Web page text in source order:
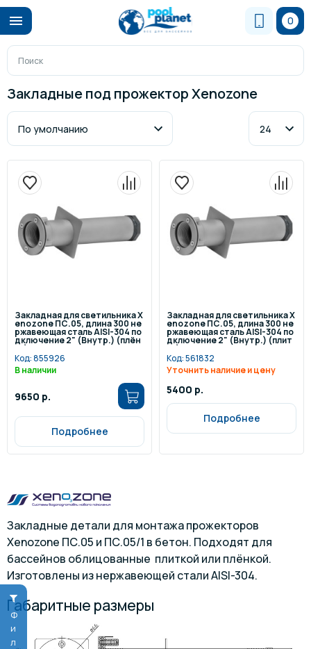
0
Закладные под прожектор Xenozone
Закладная для светильника X
enozone ПС.05, длина 300 не
ржавеющая сталь AISI-304 по
дключение 2" (Внутр.) (плён
ка)
Код:855926
В наличии
9650 р.
Подробнее
Закладная для светильника X
enozone ПС.05, длина 300 не
ржавеющая сталь AISI-304 по
дключение 2" (Внутр.) (плит
ка) /З.ПР.051
Код:561832
Уточнить наличие и цену
5400 р.
Подробнее
Закладные детали для монтажа прожекторов
Xenozone ПС.05 и ПС.05/1 в бетон. Подходят для
бассейнов облицованные плиткой или плёнкой.
Изготовлены из нержавеющей стали AISI-304.
Габаритные размеры